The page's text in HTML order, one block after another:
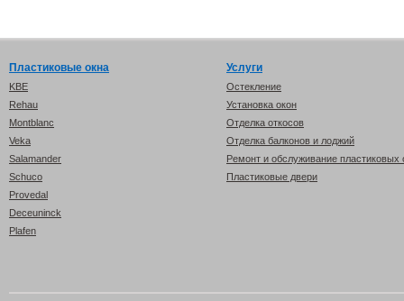
Пластиковые окна
KBE
Rehau
Montblanc
Veka
Salamander
Schuco
Provedal
Deceuninck
Plafen
Услуги
Остекление
Установка окон
Отделка откосов
Отделка балконов и лоджий
Ремонт и обслуживание пластиковых
Пластиковые двери